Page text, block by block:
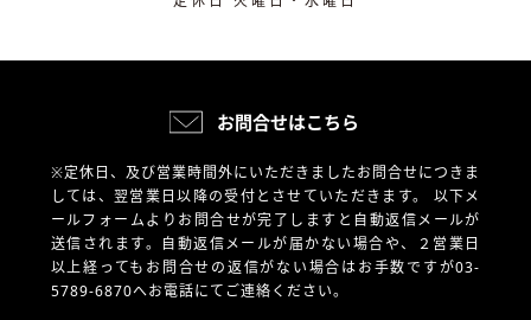
お問合せはこちら
※定休日、及び営業時間外にいただきましたお問合せにつきま
しては、翌営業日以降の受付とさせていただきます。 以下メ
ールフォームよりお問合せが完了しますと自動返信メールが
送信されます。自動返信メールが届かない場合や、
２営業日
以上経ってもお問合せの返信がない場合はお手数ですが03-
5789-6870へお電話にてご連絡ください。